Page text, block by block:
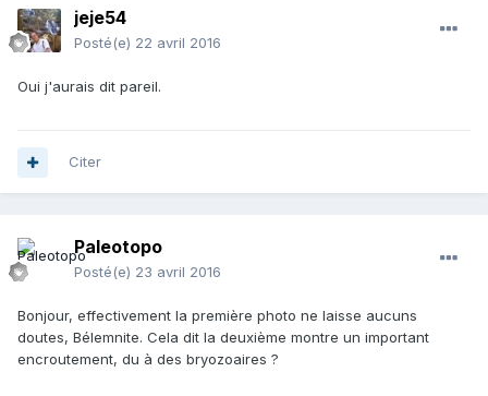
jeje54
Posté(e) 22 avril 2016
Oui j'aurais dit pareil.
Citer
Paleotopo
Posté(e) 23 avril 2016
Bonjour, effectivement la première photo ne laisse aucuns
doutes, Bélemnite. Cela dit la deuxième montre un important
encroutement, du à des bryozoaires ?